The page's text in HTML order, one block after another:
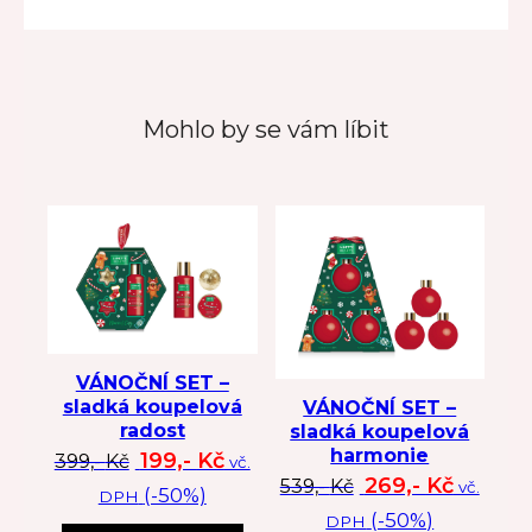
Mohlo by se vám líbit
VÁNOČNÍ SET –
sladká koupelová
radost
399,-Kč Původní cena byla: 399 Kč.
199,- KčAktuální cena je: 199 Kč.
vč.
DPH (-50%)
VÁNOČNÍ SET –
sladká koupelová
harmonie
539,-Kč Původní cena
269,- Kčvč.
DPH (-50%)